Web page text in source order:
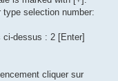
selection number:
dessus : 2 [Enter]
cliquer sur